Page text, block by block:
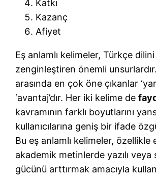
Katkı
Kazanç
Afiyet
Eş anlamlı kelimeler, Türkçe dilini
zenginleştiren önemli
arasında en çok öne çıkanlar
‘avantaj’dır. Her iki kelime de
kavramının farklı boyutlarını
kullanıcılarına geniş bir ifade
Bu eş anlamlı kelimeler, özellikle
akademik metinlerde yazılı veya
gücünü arttırmak amacıyla